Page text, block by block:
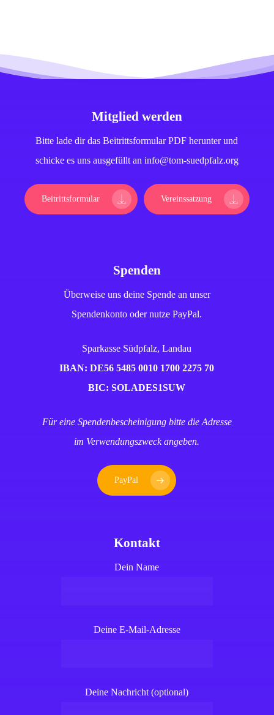
Mitglied werden
Bitte lade dir das Beitrittsformular PDF herunter und
schicke es uns ausgefüllt an info@tom-suedpfalz.org
Beitrittsformular Vereinssatzung
Spenden
Überweise uns deine Spende an unser
Spendenkonto oder nutze PayPal.
Sparkasse Südpfalz, Landau
IBAN: DE56 5485 0010 1700 2275 70
BIC: SOLADES1SUW
Für eine Spendenbescheinigung bitte die Adresse
im Verwendungszweck angeben.
PayPal
Kontakt
Dein Name
Deine E-Mail-Adresse
Deine Nachricht (optional)